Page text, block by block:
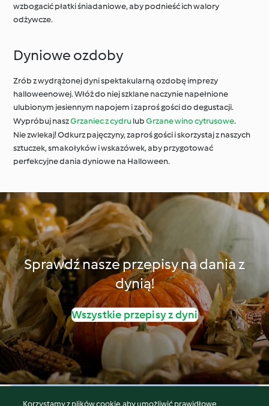
wzbogacić płatki śniadaniowe, aby podnieść ich walory
odżywcze.
Dyniowe ozdoby
Zrób z wydrążonej dyni spektakularną ozdobę imprezy
halloweenowej. Włóż do niej szklane naczynie napełnione
ulubionym jesiennym napojem i zaproś gości do degustacji.
Wypróbuj naszGrzaniec z cydru lubGrzane wino cytrusowe.
Nie zwlekaj! Odkurz pajęczyny, zaproś gości i skorzystaj z naszych
sztuczek, smakołyków i wskazówek, aby przygotować
perfekcyjne dania dyniowe na Halloween.
Sprawdź nasze przepisy na dania z
dynią!
Wszystkie przepisy z dyni
Korzystamy z plików cookie, aby umożliwić prawidłowe